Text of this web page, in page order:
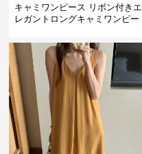
キャミワンピース リボン付きエ
レガントロングキャミワンピー